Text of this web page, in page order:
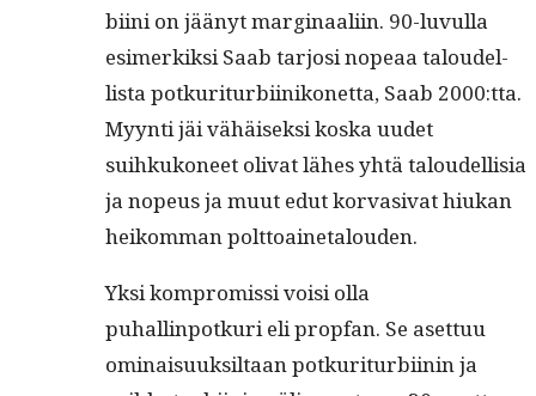
bi­i­ni on jäänyt mar­gin­aali­in. 90-luvul­la
esimerkik­si Saab tar­josi nopeaa taloudel­
lista potku­rit­ur­bi­inikonet­ta, Saab 2000:tta.
Myyn­ti jäi vähäisek­si kos­ka uudet
suihkukoneet oli­vat läh­es yhtä taloudel­lisia
ja nopeus ja muut edut kor­va­si­vat hiukan
heikom­man polttoainetalouden.
Yksi kom­pro­mis­si voisi olla
puhallinpotkuri eli prop­fan. Se aset­tuu
omi­naisuuk­sil­taan potku­rit­ur­bi­inin ja